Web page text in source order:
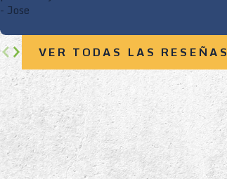
- Jose
VER TODAS LAS RESEÑAS